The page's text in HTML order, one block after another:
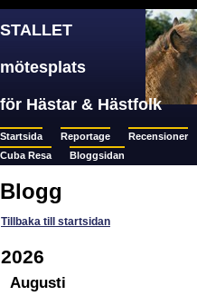
STALLET
mötesplats
för Hästar & Hästfolk
Startsida Reportage Recensioner
Cuba Resa
Bloggsidan
Blogg
Tillbaka till startsidan
2026
Augusti